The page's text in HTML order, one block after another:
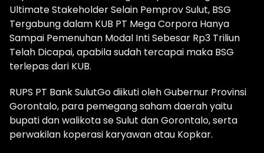
Ultimate Stakeholder Selain Pemprov Sulut, BSG
Tergabung dalam KUB PT Mega Corpora Hanya
Sampai Pemenuhan Modal Inti Sebesar Rp3 Triliun
Telah Dicapai, apabila sudah tercapai maka BSG
terlepas dari KUB.
RUPS PT Bank SulutGo diikuti oleh Gubernur Provinsi
Gorontalo, para pemegang saham daerah yaitu
bupati dan walikota se Sulut dan Gorontalo, serta
perwakilan koperasi karyawan atau Kopkar.